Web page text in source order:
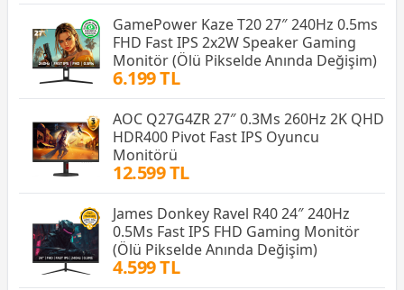
GamePower Kaze T20 27″ 240Hz 0.5ms
FHD Fast IPS 2x2W Speaker Gaming
Monitör (Ölü Pikselde Anında Değişim)
6.199 TL
AOC Q27G4ZR 27″ 0.3Ms 260Hz 2K QHD
HDR400 Pivot Fast IPS Oyuncu
Monitörü
12.599 TL
James Donkey Ravel R40 24″ 240Hz
0.5Ms Fast IPS FHD Gaming Monitör
(Ölü Pikselde Anında Değişim)
4.599 TL